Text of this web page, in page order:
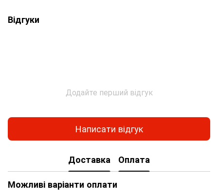
Відгуки
Додайте перший відгук
Написати відгук
Доставка
Оплата
Можливі варіанти оплати